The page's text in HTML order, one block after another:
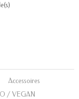
Accessoires
/ VEGAN